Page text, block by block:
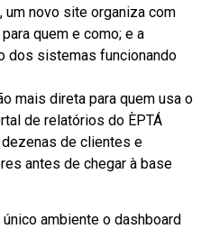
um novo site organiza com
quem e como; e a
dos sistemas funcionando
mais direta para quem usa o
de relatórios do ÈPTÁ
de clientes e
antes de chegar à base
ambiente o dashboard